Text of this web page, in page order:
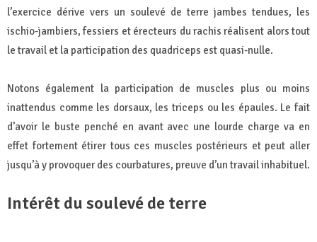
l’exercice dérive vers un soulevé de terre jambes tendues, les
ischio-jambiers, fessiers et érecteurs du rachis réalisent alors tout
le travail et la participation des quadriceps est quasi-nulle.
Notons également la participation de muscles plus ou moins
inattendus comme les dorsaux, les triceps ou les épaules. Le fait
d’avoir le buste penché en avant avec une lourde charge va en
effet fortement étirer tous ces muscles postérieurs et peut aller
jusqu’à y provoquer des courbatures, preuve d’un travail inhabituel.
Intérêt du soulevé de terre